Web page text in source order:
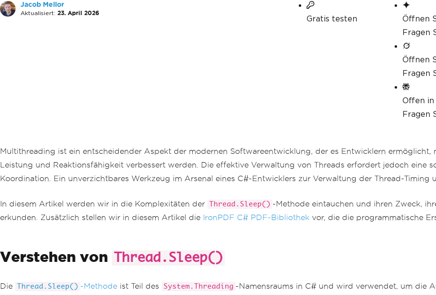
Jacob Mellor
Aktualisiert: 23. April 2026
Gratis testen
Öffnen
Fragen
Öffnen
Fragen
Offen in
Fragen
Multithreading ist ein entscheidender Aspekt der modernen Softwareentwicklung, der es Entwicklern
Leistung und Reaktionsfähigkeit verbessert werden. Die effektive Verwaltung von Threads erfordert jedoch eine
Koordination. Ein unverzichtbares Werkzeug im Arsenal eines C#-Entwicklers zur Verwaltung der Thread-Timing
In diesem Artikel werden wir in die Komplexitäten der Thread.Sleep() -Methode eintauchen und ihren Zweck,
erkunden. Zusätzlich stellen wir in diesem Artikel die IronPDF C# PDF-Bibliothek vor, die die programmatische
Verstehen von Thread.Sleep()
Die Thread.Sleep() -Methode ist Teil des System.Threading -Namensraums in C# und wird verwendet, um die